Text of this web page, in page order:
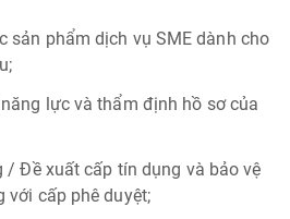
sản phẩm dịch vụ SME dành cho
lực và thẩm định hồ sơ của
/ Đề xuất cấp tín dụng và bảo vệ
với cấp phê duyệt;